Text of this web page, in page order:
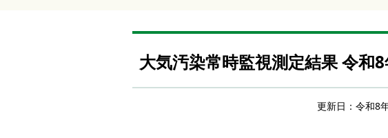
ョ
を
キ
大気汚染常時監視測定結果 令和
更新日： 令和8